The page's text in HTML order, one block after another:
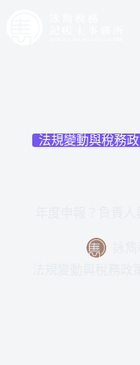
法規變動與稅務